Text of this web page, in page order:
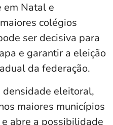
em Natal e
colégios
ser decisiva para
e garantir a eleição
da federação.
densidade eleitoral,
maiores municípios
abre a possibilidade